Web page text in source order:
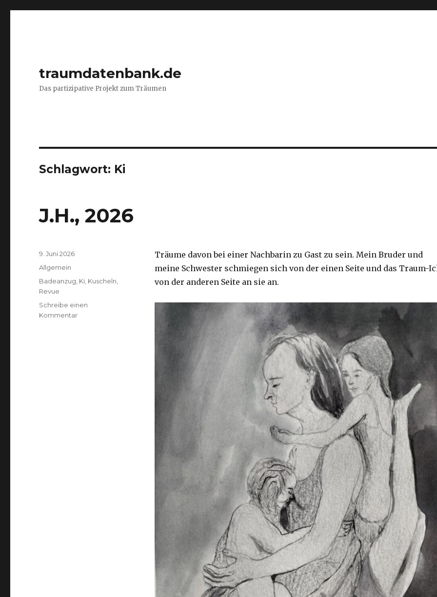
traumdatenbank.de
Das partizipative Projekt zum Träumen
Schlagwort: Ki
J.H., 2026
Träume davon bei einer Nachbarin zu Gast zu sein. Mein Bruder und
meine Schwester schmiegen sich von der einen Seite und das Traum-
von der anderen Seite an sie an.
Veröffentlicht
am
9. Juni 2026
Kategorien
Allgemein
Schlagwörter
Badeanzug Ki Kuscheln
Revue
Schreibe einen
Kommentarzu